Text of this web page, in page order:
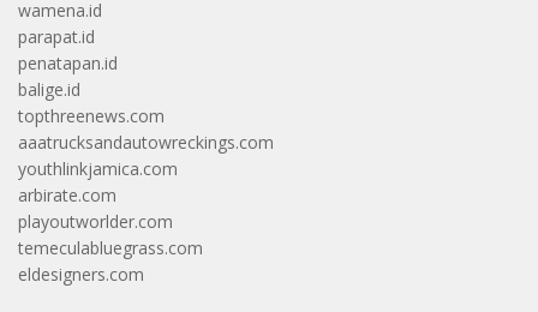
wamena.id
parapat.id
penatapan.id
balige.id
topthreenews.com
aaatrucksandautowreckings.com
youthlinkjamica.com
arbirate.com
playoutworlder.com
temeculabluegrass.com
eldesigners.com